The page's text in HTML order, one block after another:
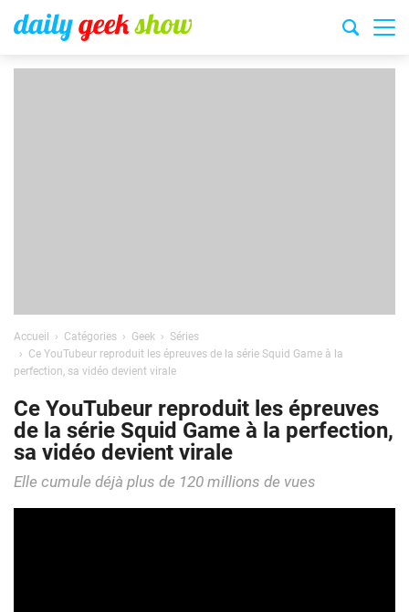
Accueil Catégories Geek
Séries
Ce YouTubeur reproduit les épreuves de la série Squid Game à la
perfection, sa vidéo devient virale
Ce YouTubeur reproduit les épreuves
de la série Squid Game à la perfection,
sa vidéo devient virale
Elle cumule déjà plus de 120 millions de vues